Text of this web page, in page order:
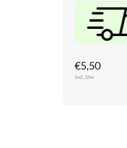
€5,50
Incl. btw